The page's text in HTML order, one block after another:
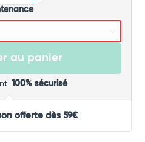
au panier
100% sécurisé
offerte dès 59€